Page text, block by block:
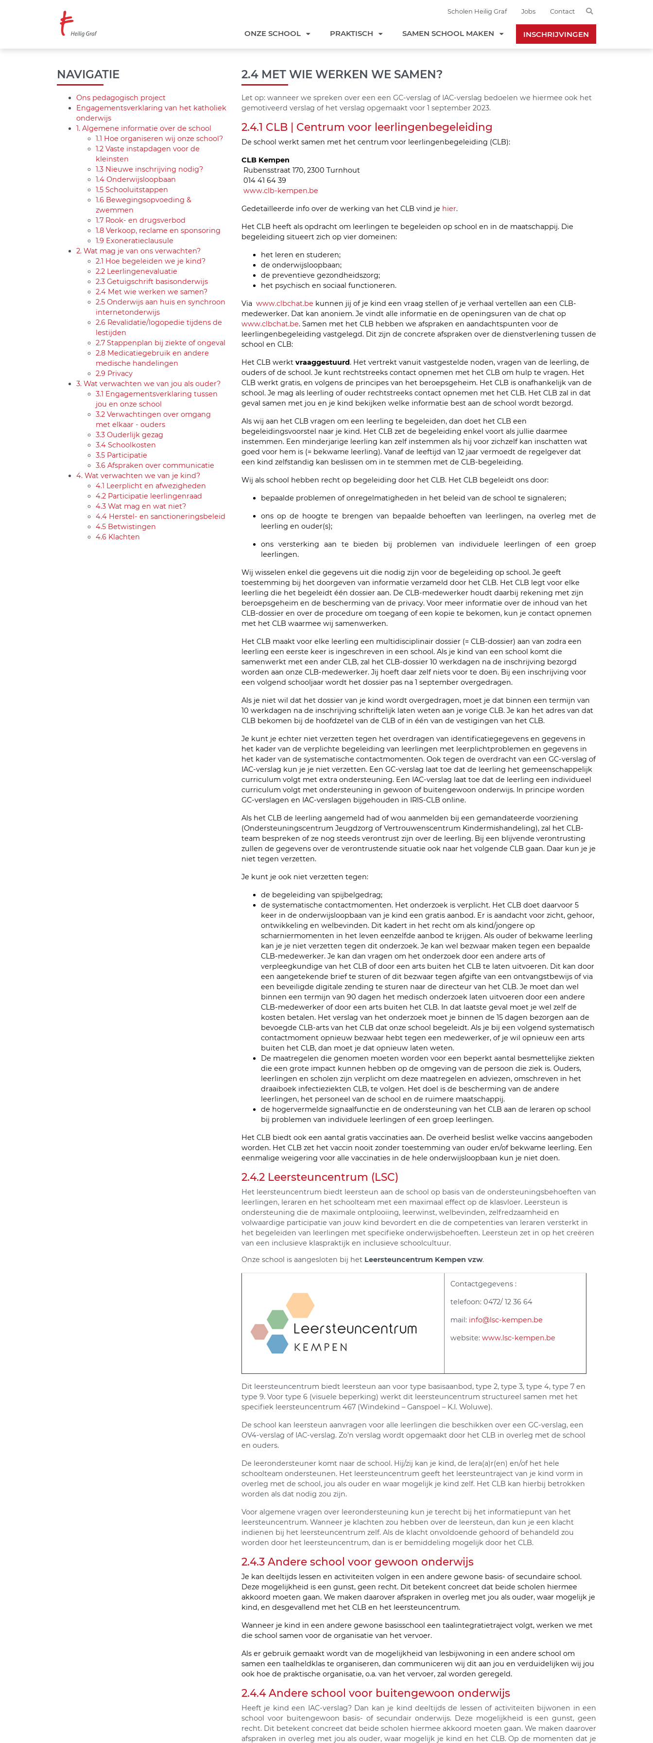
ONZE SCHOOL PRAKTISCH SAMEN SCHOOL MAKEN INSCHRIJVINGEN
Scholen Heilig Graf Jobs ContactSearch
NAVIGATIE
Ons pedagogisch project
Engagementsverklaring van het katholiek
onderwijs
1. Algemene informatie over de school
1.1 Hoe organiseren wij onze school?
1.2 Vaste instapdagen voor de
kleinsten
1.3 Nieuwe inschrijving nodig?
1.4 Onderwijsloopbaan
1.5 Schooluitstappen
1.6 Bewegingsopvoeding &
zwemmen
1.7 Rook- en drugsverbod
1.8 Verkoop, reclame en sponsoring
1.9 Exoneratieclausule
2. Wat mag je van ons verwachten?
2.1 Hoe begeleiden we je kind?
2.2 Leerlingenevaluatie
2.3 Getuigschrift basisonderwijs
2.4 Met wie werken we samen?
2.5 Onderwijs aan huis en synchroon
internetonderwijs
2.6 Revalidatie/logopedie tijdens de
lestijden
2.7 Stappenplan bij ziekte of ongeval
2.8 Medicatiegebruik en andere
medische handelingen
2.9 Privacy
3. Wat verwachten we van jou als ouder?
3.1 Engagementsverklaring tussen
jou en onze school
3.2 Verwachtingen over omgang
met elkaar - ouders
3.3 Ouderlijk gezag
3.4 Schoolkosten
3.5 Participatie
3.6 Afspraken over communicatie
4. Wat verwachten we van je kind?
4.1 Leerplicht en afwezigheden
4.2 Participatie leerlingenraad
4.3 Wat mag en wat niet?
4.4 Herstel- en sanctioneringsbeleid
4.5 Betwistingen
4.6 Klachten
2.4 MET WIE WERKEN WE SAMEN?
Let op: wanneer we spreken over een een GC-verslag of IAC-verslag bedoelen we hiermee ook het
gemotiveerd verslag of het verslag opgemaakt voor 1 september 2023.
2.4.1 CLB | Centrum voor leerlingenbegeleiding
De school werkt samen met het centrum voor leerlingenbegeleiding (CLB):
CLB Kempen
Rubensstraat 170, 2300 Turnhout
014 41 64 39
www.clb-kempen.be
Gedetailleerde info over de werking van het CLB vind je hier.
Het CLB heeft als opdracht om leerlingen te begeleiden op school en in de maatschappij. Die
begeleiding situeert zich op vier domeinen:
het leren en studeren;
de onderwijsloopbaan;
de preventieve gezondheidszorg;
het psychisch en sociaal functioneren.
Via www.clbchat.be kunnen jij of je kind een vraag stellen of je verhaal vertellen aan een CLB-
medewerker. Dat kan anoniem. Je vindt alle informatie en de openingsuren van de chat op
www.clbchat.be. Samen met het CLB hebben we afspraken en aandachtspunten voor de
leerlingenbegeleiding vastgelegd. Dit zijn de concrete afspraken over de dienstverlening tussen de
school en CLB:
Het CLB werkt vraaggestuurd. Het vertrekt vanuit vastgestelde noden, vragen van de leerling, de
ouders of de school. Je kunt rechtstreeks contact opnemen met het CLB om hulp te vragen. Het
CLB werkt gratis, en volgens de principes van het beroepsgeheim. Het CLB is onafhankelijk van de
school. Je mag als leerling of ouder rechtstreeks contact opnemen met het CLB. Het CLB zal in dat
geval samen met jou en je kind bekijken welke informatie best aan de school wordt bezorgd.
Als wij aan het CLB vragen om een leerling te begeleiden, dan doet het CLB een
begeleidingsvoorstel naar je kind. Het CLB zet de begeleiding enkel voort als jullie daarmee
instemmen. Een minderjarige leerling kan zelf instemmen als hij voor zichzelf kan inschatten wat
goed voor hem is (= bekwame leerling). Vanaf de leeftijd van 12 jaar vermoedt de regelgever dat
een kind zelfstandig kan beslissen om in te stemmen met de CLB-begeleiding.
Wij als school hebben recht op begeleiding door het CLB. Het CLB begeleidt ons door:
bepaalde problemen of onregelmatigheden in het beleid van de school te signaleren;
ons op de hoogte te brengen van bepaalde behoeften van leerlingen, na overleg met de
leerling en ouder(s);
ons versterking aan te bieden bij problemen van individuele leerlingen of een groep
leerlingen.
Wij wisselen enkel die gegevens uit die nodig zijn voor de begeleiding op school. Je geeft
toestemming bij het doorgeven van informatie verzameld door het CLB. Het CLB legt voor elke
leerling die het begeleidt één dossier aan. De CLB-medewerker houdt daarbij rekening met zijn
beroepsgeheim en de bescherming van de privacy. Voor meer informatie over de inhoud van het
CLB-dossier en over de procedure om toegang of een kopie te bekomen, kun je contact opnemen
met het CLB waarmee wij samenwerken.
Het CLB maakt voor elke leerling een multidisciplinair dossier (= CLB-dossier) aan van zodra een
leerling een eerste keer is ingeschreven in een school. Als je kind van een school komt die
samenwerkt met een ander CLB, zal het CLB-dossier 10 werkdagen na de inschrijving bezorgd
worden aan onze CLB-medewerker. Jij hoeft daar zelf niets voor te doen. Bij een inschrijving voor
een volgend schooljaar wordt het dossier pas na 1 september overgedragen.
Als je niet wil dat het dossier van je kind wordt overgedragen, moet je dat binnen een termijn van
10 werkdagen na de inschrijving schriftelijk laten weten aan je vorige CLB. Je kan het adres van dat
CLB bekomen bij de hoofdzetel van de CLB of in één van de vestigingen van het CLB.
Je kunt je echter niet verzetten tegen het overdragen van identificatiegegevens en gegevens in
het kader van de verplichte begeleiding van leerlingen met leerplichtproblemen en gegevens in
het kader van de systematische contactmomenten. Ook tegen de overdracht van een GC-verslag of
IAC-verslag kun je je niet verzetten. Een GC-verslag laat toe dat de leerling het gemeenschappelijk
curriculum volgt met extra ondersteuning. Een IAC-verslag laat toe dat de leerling een individueel
curriculum volgt met ondersteuning in gewoon of buitengewoon onderwijs. In principe worden
GC-verslagen en IAC-verslagen bijgehouden in IRIS-CLB online.
Als het CLB de leerling aangemeld had of wou aanmelden bij een gemandateerde voorziening
(Ondersteuningscentrum Jeugdzorg of Vertrouwenscentrum Kindermishandeling), zal het CLB-
team bespreken of ze nog steeds verontrust zijn over de leerling. Bij een blijvende verontrusting
zullen de gegevens over de verontrustende situatie ook naar het volgende CLB gaan. Daar kun je je
niet tegen verzetten.
Je kunt je ook niet verzetten tegen:
de begeleiding van spijbelgedrag;
de systematische contactmomenten. Het onderzoek is verplicht. Het CLB doet daarvoor 5
keer in de onderwijsloopbaan van je kind een gratis aanbod. Er is aandacht voor zicht, gehoor,
ontwikkeling en welbevinden. Dit kadert in het recht om als kind/jongere op
scharniermomenten in het leven eenzelfde aanbod te krijgen. Als ouder of bekwame leerling
kan je je niet verzetten tegen dit onderzoek. Je kan wel bezwaar maken tegen een bepaalde
CLB-medewerker. Je kan dan vragen om het onderzoek door een andere arts of
verpleegkundige van het CLB of door een arts buiten het CLB te laten uitvoeren. Dit kan door
een aangetekende brief te sturen of dit bezwaar tegen afgifte van een ontvangstbewijs of via
een beveiligde digitale zending te sturen naar de directeur van het CLB. Je moet dan wel
binnen een termijn van 90 dagen het medisch onderzoek laten uitvoeren door een andere
CLB-medewerker of door een arts buiten het CLB. In dat laatste geval moet je wel zelf de
kosten betalen. Het verslag van het onderzoek moet je binnen de 15 dagen bezorgen aan de
bevoegde CLB-arts van het CLB dat onze school begeleidt. Als je bij een volgend systematisch
contactmoment opnieuw bezwaar hebt tegen een medewerker, of je wil opnieuw een arts
buiten het CLB, dan moet je dat opnieuw laten weten.
De maatregelen die genomen moeten worden voor een beperkt aantal besmettelijke ziekten
die een grote impact kunnen hebben op de omgeving van de persoon die ziek is. Ouders,
leerlingen en scholen zijn verplicht om deze maatregelen en adviezen, omschreven in het
draaiboek infectieziekten CLB, te volgen. Het doel is de bescherming van de andere
leerlingen, het personeel van de school en de ruimere maatschappij.
de hogervermelde signaalfunctie en de ondersteuning van het CLB aan de leraren op school
bij problemen van individuele leerlingen of een groep leerlingen.
Het CLB biedt ook een aantal gratis vaccinaties aan. De overheid beslist welke vaccins aangeboden
worden. Het CLB zet het vaccin nooit zonder toestemming van ouder en/of bekwame leerling. Een
eenmalige weigering voor alle vaccinaties in de hele onderwijsloopbaan kun je niet doen.
2.4.2 Leersteuncentrum (LSC)
Het leersteuncentrum biedt leersteun aan de school op basis van de ondersteuningsbehoeften van
leerlingen, leraren en het schoolteam met een maximaal effect op de klasvloer. Leersteun is
ondersteuning die de maximale ontplooiing, leerwinst, welbevinden, zelfredzaamheid en
volwaardige participatie van jouw kind bevordert en die de competenties van leraren versterkt in
het begeleiden van leerlingen met specifieke onderwijsbehoeften. Leersteun zet in op het creëren
van een inclusieve klaspraktijk en inclusieve schoolcultuur.
Onze school is aangesloten bij het Leersteuncentrum Kempen vzw.
Contactgegevens :
telefoon: 0472/ 12 36 64
mail: info@lsc-kempen.be
website: www.lsc-kempen.be
Dit leersteuncentrum biedt leersteun aan voor type basisaanbod, type 2, type 3, type 4, type 7 en
type 9.​ Voor type ​6​ (visuele beperking) werkt dit leersteuncentrum structureel samen met het
specifiek leersteuncentrum ​467 (Windekind – Ganspoel – K.I. Woluwe)​.
De school kan leersteun aanvragen voor alle leerlingen die beschikken over een GC-verslag, een
OV4-verslag of IAC-verslag. Zo’n verslag wordt opgemaakt door het CLB in overleg met de school
en ouders.
De leerondersteuner komt naar de school. Hij/zij kan je kind, de lera(a)r(en) en/of het hele
schoolteam ondersteunen. Het leersteuncentrum geeft het leersteuntraject van je kind vorm in
overleg met de school, jou als ouder en waar mogelijk je kind zelf. Het CLB kan hierbij betrokken
worden als dat nodig zou zijn.
Voor algemene vragen over leerondersteuning kun je terecht bij het informatiepunt van het
leersteuncentrum. Wanneer je klachten zou hebben over de leersteun, dan kun je een klacht
indienen bij het leersteuncentrum zelf. Als de klacht onvoldoende gehoord of behandeld zou
worden door het leersteuncentrum, dan is er bemiddeling mogelijk door het CLB.
2.4.3 Andere school voor gewoon onderwijs
Je kan deeltijds lessen en activiteiten volgen in een andere gewone basis- of secundaire school.
Deze mogelijkheid is een gunst, geen recht. Dit betekent concreet dat beide scholen hiermee
akkoord moeten gaan. We maken daarover afspraken in overleg met jou als ouder, waar mogelijk je
kind, en desgevallend met het CLB en het leersteuncentrum.
Wanneer je kind in een andere gewone basisschool een taalintegratietraject volgt, werken we met
die school samen voor de organisatie van het vervoer.
Als er gebruik gemaakt wordt van de mogelijkheid van lesbijwoning in een andere school om
samen een taalheldklas te organiseren, dan communiceren wij dit aan jou en verduidelijken wij jou
ook hoe de praktische organisatie, o.a. van het vervoer, zal worden geregeld.
2.4.4 Andere school voor buitengewoon onderwijs
Heeft je kind een IAC-verslag? Dan kan je kind deeltijds de lessen of activiteiten bijwonen in een
school voor buitengewoon basis- of secundair onderwijs. Deze mogelijkheid is een gunst, geen
recht. Dit betekent concreet dat beide scholen hiermee akkoord moeten gaan. We maken daarover
afspraken in overleg met jou als ouder, waar mogelijk je kind en het CLB. Op de momenten dat je